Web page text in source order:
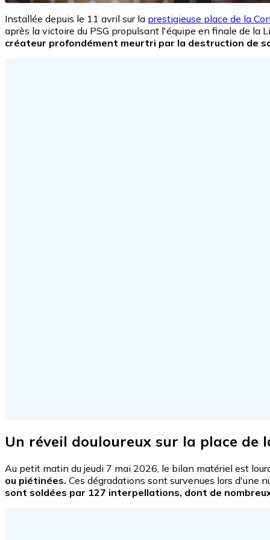
Installée depuis le 11 avril sur la prestigieuse place de la
après la victoire du PSG propulsant l'équipe en finale de la
créateur profondément meurtri par la destruction de
Un réveil douloureux sur la place de
Au petit matin du jeudi 7 mai 2026, le bilan matériel est
ou piétinées. Ces dégradations sont survenues lors d'une
sont soldées par 127 interpellations, dont de